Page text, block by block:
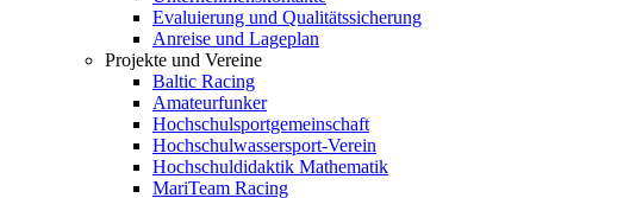
Evaluierung und Qualitätssicherung
Anreise und Lageplan
Projekte und Vereine
Baltic Racing
Amateurfunker
Hochschulsportgemeinschaft
Hochschulwassersport-Verein
Hochschuldidaktik Mathematik
MariTeam Racing